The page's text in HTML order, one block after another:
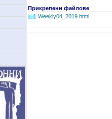
Прикрепени файлове
Weekly04_2019.html